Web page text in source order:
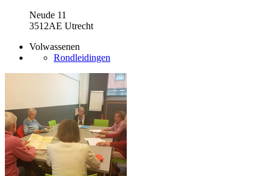
Neude 11
3512AE Utrecht
Volwassenen
Rondleidingen